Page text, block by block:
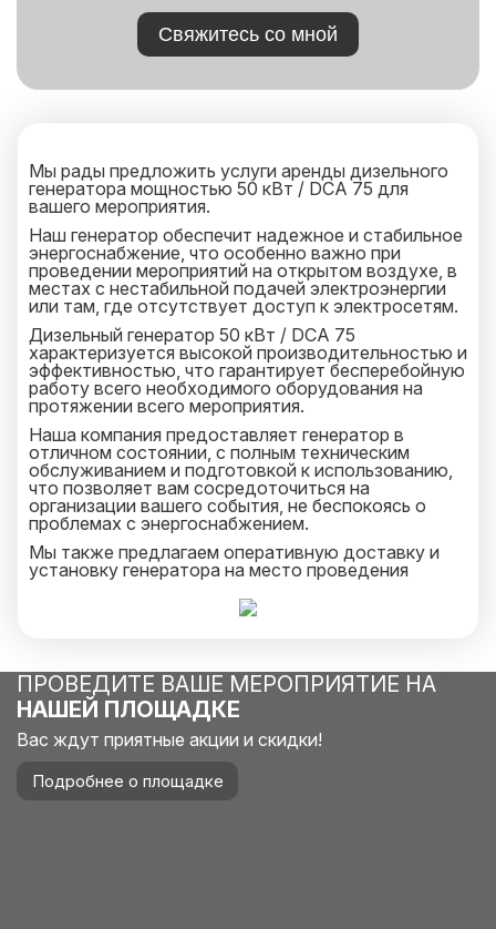
Свяжитесь со мной
Мы рады предложить услуги аренды дизельного
генератора мощностью 50 кВт / DCA 75 для
вашего мероприятия.
Наш генератор обеспечит надежное и стабильное
энергоснабжение, что особенно важно при
проведении мероприятий на открытом воздухе, в
местах с нестабильной подачей электроэнергии
или там, где отсутствует доступ к электросетям.
Дизельный генератор 50 кВт / DCA 75
характеризуется высокой производительностью и
эффективностью, что гарантирует бесперебойную
работу всего необходимого оборудования на
протяжении всего мероприятия.
Наша компания предоставляет генератор в
отличном состоянии, с полным техническим
обслуживанием и подготовкой к использованию,
что позволяет вам сосредоточиться на
организации вашего события, не беспокоясь о
проблемах с энергоснабжением.
Мы также предлагаем оперативную доставку и
установку генератора на место проведения
оказать необходимую техническую поддержку.
благодаря надежному и мощному источнику
энергии.
ПРОВЕДИТЕ ВАШЕ МЕРОПРИЯТИЕ НА
НАШЕЙ ПЛОЩАДКЕ
Вас ждут приятные акции и скидки!
Подробнее о площадке